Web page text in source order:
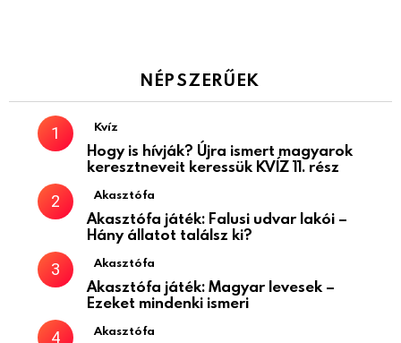
NÉPSZERŰEK
Kvíz
Hogy is hívják? Újra ismert magyarok
keresztneveit keressük KVÍZ 11. rész
Akasztófa
Akasztófa játék: Falusi udvar lakói –
Hány állatot találsz ki?
Akasztófa
Akasztófa játék: Magyar levesek –
Ezeket mindenki ismeri
Akasztófa